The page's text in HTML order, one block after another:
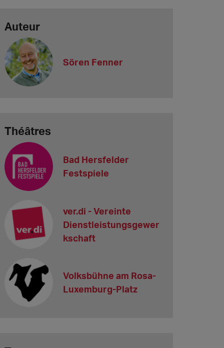
Auteur
Sören Fenner
Théâtres
Bad Hersfelder
Festspiele
ver.di - Vereinte
Dienstleistungsgewer
kschaft
Volksbühne am Rosa-
Luxemburg-Platz